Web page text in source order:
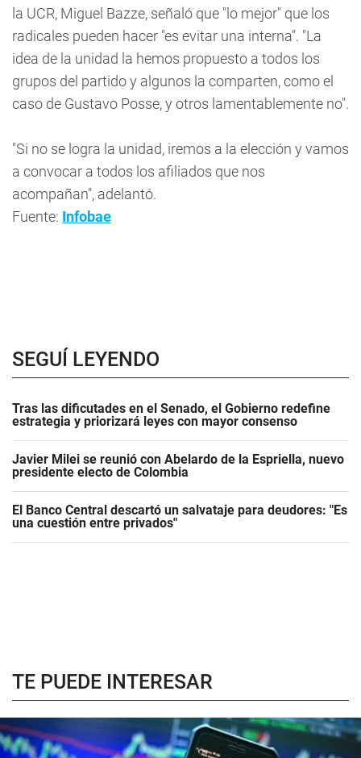
la UCR, Miguel Bazze, señaló que "lo mejor" que los
radicales pueden hacer "es evitar una interna". "La
idea de la unidad la hemos propuesto a todos los
grupos del partido y algunos la comparten, como el
caso de Gustavo Posse, y otros lamentablemente no".
"Si no se logra la unidad, iremos a la elección y vamos
a convocar a todos los afiliados que nos
acompañan", adelantó.
Fuente: Infobae
SEGUÍ LEYENDO
Tras las dificutades en el Senado, el Gobierno redefine
estrategia y priorizará leyes con mayor consenso
Javier Milei se reunió con Abelardo de la Espriella, nuevo
presidente electo de Colombia
El Banco Central descartó un salvataje para deudores: "Es
una cuestión entre privados"
TE PUEDE INTERESAR